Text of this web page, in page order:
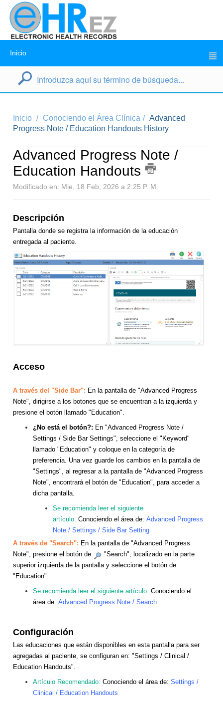
Inicio
Inicio Conociendo el Área Clínica
Advanced
Progress Note / Education Handouts History
Advanced Progress Note /
Education Handouts
Modificado en: Mie, 18 Feb, 2026 a 2:25 P. M.
Descripción
Pantalla donde se registra la información de la educación
entregada al paciente.
Acceso
A través del "Side Bar": En la pantalla de "Advanced Progress
Note", dirigirse a los botones que se encuentran a la izquierda y
presione el botón llamado "Education".
¿No está el botón?: En "Advanced Progress Note /
Settings / Side Bar Settings", seleccione el "Keyword"
llamado "Education" y coloque en la categoría de
preferencia. Una vez guarde los cambios en la pantalla de
"Settings", al regresar a la pantalla de "Advanced Progress
Note", encontrará el botón de "Education", para acceder a
dicha pantalla.
Se recomienda leer el siguiente
artículo: Conociendo el área de: Advanced Progress
Note / Settings / Side Bar Setting
A través de "Search": En la pantalla de "Advanced Progress
Note", presione el botón de
"Search", localizado en la parte
superior izquierda de la pantalla y seleccione el botón de
"Education".
Se recomienda leer el siguiente artículo: Conociendo el
área de: Advanced Progress Note / Search
Configuración
Las educaciones que están disponibles en esta pantalla para ser
agregadas al paciente, se configuran en: "Settings / Clinical /
Education Handouts".
Artículo Recomendado: Conociendo el área de: Settings /
Clinical / Education Handouts